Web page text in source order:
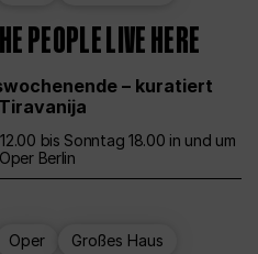
PEOPLE LIVE HERE
– kuratiert
bis Sonntag 18.00 in und um
Berlin
Oper Großes Haus